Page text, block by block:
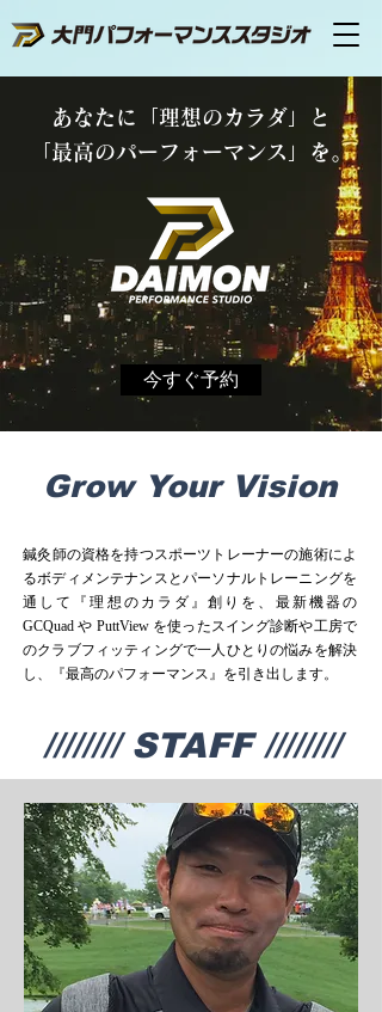
あなたに「理想のカラダ」と
「最高のパーフォーマンス」を。
今すぐ予約
Grow Your Vision
鍼灸師の資格を持つスポーツトレーナーの施術によ
るボディメンテナンスとパーソナルトレーニングを
通して『理想のカラダ』創りを、最新機器の
GCQuad や PuttView を使ったスイング診断や工房で
のクラブフィッティングで一人ひとりの悩みを解決
し、『最高のパフォーマンス』を引き出します。
////////STAFF////////